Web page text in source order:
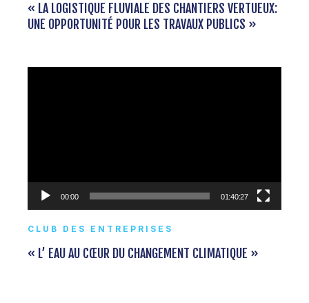
« LA LOGISTIQUE FLUVIALE DES CHANTIERS VERTUEUX:
UNE OPPORTUNITÉ POUR LES TRAVAUX PUBLICS »
00:00 01:40:27
CLUB DES ENTREPRISES
« L’ EAU AU CŒUR DU CHANGEMENT CLIMATIQUE »